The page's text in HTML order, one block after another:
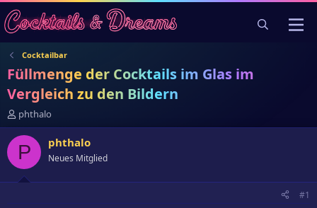
Cocktailbar
Füllmenge der Cocktails im Glas im
Vergleich zu den Bildern
E
r
s
phthalo
P phthalo
Neues Mitglied
#1